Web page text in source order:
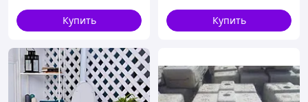
Купить Купить